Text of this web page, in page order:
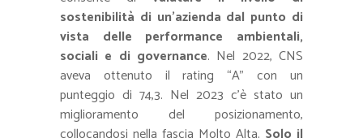
sostenibilità di un’azienda dal punto di
vista delle performance ambientali,
sociali e di governance. Nel 2022, CNS
aveva ottenuto il rating “A” con un
punteggio di 74,3. Nel 2023 c’è stato un
miglioramento del posizionamento,